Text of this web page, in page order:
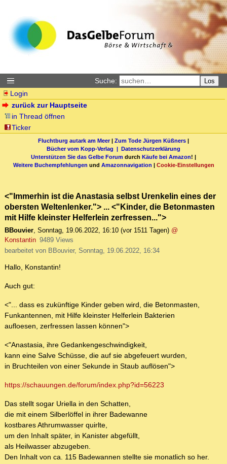
Suche: Los
Login
zurück zur Hauptseite
in Thread öffnen
Ticker
Fluchtburg autark am Meer| Zum Tode Jürgen Küßners |
Bücher vom Kopp-Verlag | Datenschutzerklärung
Unterstützen Sie das Gelbe Forum durch Käufe bei Amazon! |
Weitere Buchempfehlungen und Amazonnavigation | Cookie-Einstellungen
<"Immerhin ist die Anastasia selbst Urenkelin eines der
obersten Weltenlenker."> ... <"Kinder, die Betonmasten
mit Hilfe kleinster Helferlein zerfressen...">
BBouvier, Sonntag, 19.06.2022, 16:10 (vor 1511 Tagen) @
Konstantin 9489 Views
bearbeitet von BBouvier, Sonntag, 19.06.2022, 16:34
Hallo, Konstantin!
Auch gut:
<"... dass es zukünftige Kinder geben wird, die Betonmasten,
Funkantennen, mit Hilfe kleinster Helferlein Bakterien
aufloesen, zerfressen lassen können">
<"Anastasia, ihre Gedankengeschwindigkeit,
kann eine Salve Schüsse, die auf sie abgefeuert wurden,
in Bruchteilen von einer Sekunde in Staub auflösen">
https://schauungen.de/forum/index.php?id=56223
Das stellt sogar Uriella in den Schatten,
die mit einem Silberlöffel in ihrer Badewanne
kostbares Athrumwasser quirlte,
um den Inhalt später, in Kanister abgefüllt,
als Heilwasser abzugeben.
Den Inhalt von ca. 115 Badewannen stellte sie monatlich so her.